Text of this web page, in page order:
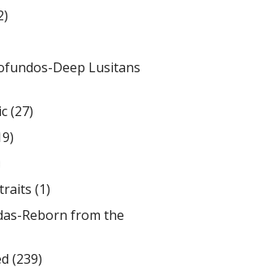
Deep Lusitans
(27)
(1)
Reborn from the
(239)